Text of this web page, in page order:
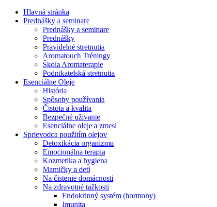
Hlavná stránka
Prednášky a seminare
Prednášky a seminare
Prednášky
Pravidelné stretnutia
Aromatouch Tréningy
Škola Aromaterapie
Podnikatelská stretnutia
Esenciálne Oleje
História
Spôsoby používania
Čistota a kvalita
Bezpečné uživanie
Esenciálne oleje a zmesi
Sprievodca použitím olejov
Detoxikácia organizmu
Emocionálna terapia
Kozmetika a hygiena
Mamičky a deti
Na čistenie domácnosti
Na zdravotné tažkosti
Endokrinný systém (hormony)
Imunita